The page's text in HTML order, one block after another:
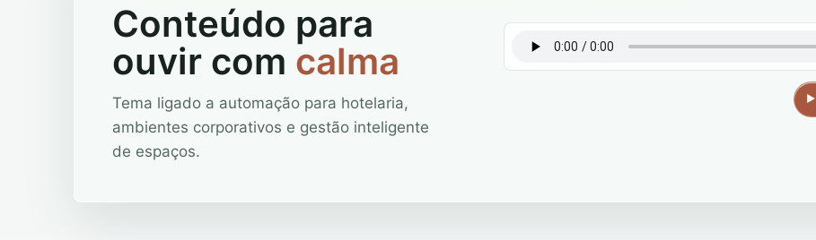
Conteúdo para
ouvir com calma
Tema ligado a automação para hotelaria,
ambientes corporativos e gestão inteligente
de espaços.
▶